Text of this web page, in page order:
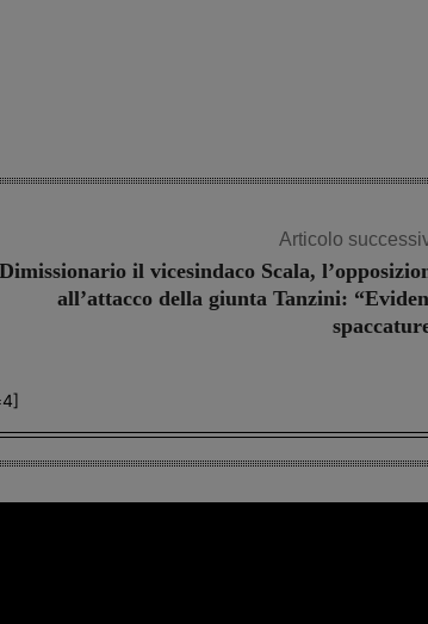
Articolo
Dimissionario il vicesindaco Scala,
all’attacco della giunta Tanzini: